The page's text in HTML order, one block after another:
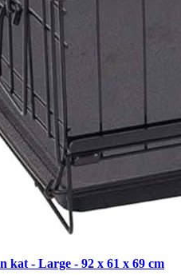
kat - Large - 92 x 61 x 69 cm